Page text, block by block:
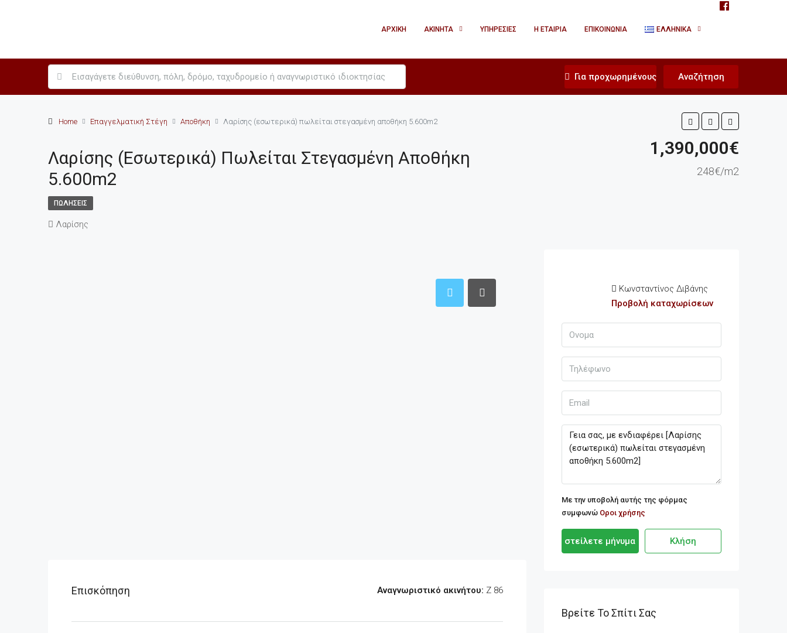
ΑΡΧΙΚΉ ΑΚΊΝΗΤΑ ΥΠΗΡΕΣΊΕΣ Η ΕΤΑΙΡΊΑ ΕΠΙΚΟΙΝΩΝΊΑ ΕΛΛΗΝΙΚΆ
Για προχωρημένους Αναζήτηση
Home Επαγγελματική Στέγη Αποθήκη Λαρίσης (εσωτερικά) πωλείται στεγασμένη αποθήκη 5.600m2
Λαρίσης (εσωτερικά) Πωλείται Στεγασμένη Αποθήκη
5.600m2
1,390,000€
248€/m2
ΠΩΛΉΣΕΙΣ
Λαρίσης
Επισκόπηση Αναγνωριστικό ακινήτου: Z 86
Κωνσταντίνος Διβάνης
Προβολή καταχωρίσεων
Με την υποβολή αυτής της φόρμας
συμφωνώ Οροι χρήσης
στείλετε μήνυμα Κλήση
Βρείτε Το Σπίτι Σας